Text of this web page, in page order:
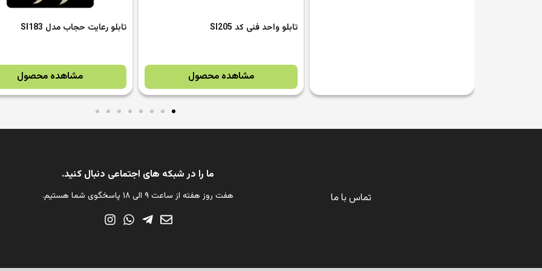
تابلو رعایت حجاب مدل SI183
مشاهده محصول
تابلو خروج مدل SI137
مشاهده محصول
تماس با ما
ما را در شبکه های اجتماعی دنبال کنید.
هفت روز هفته از ساعت ۹ الی ۱۸ پاسخگوی شما هستیم.